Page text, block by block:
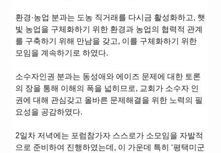
환경·농업 분과는 도농 직거래를 다시금 활성화하고, 햇
빛 농업을 구체화하기 위한 환경과 농업의 협력적 관계
를 구축하기 위해 만남을 갖고, 이를 구체화하기 위한
모임을 계속하기로 하였다.
소수자인권 분과는 동성애와 에이즈 문제에 대한 토론
의 장을 통해 이해의 폭을 넓히므로, 교회가 소수자 인
권에 대해 관심갖고 올바른 문제해결을 위한 노력의 필
요성을 공감하였다.
2일차 저녁에는 포럼참가자 스스로가 소모임을 자발적
으로 준비하여 진행하였는데, 이 가운데 특히 ‘평택미군